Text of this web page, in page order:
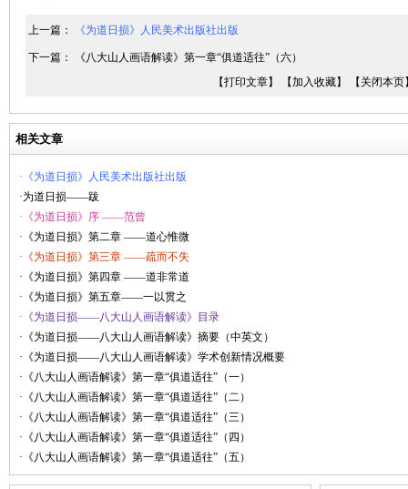
上一篇： 《为道日损》人民美术出版社出版
下一篇：
《八大山人画语解读》第一章“俱道适往”（六）
【打印文章】
【加入收藏】 【关闭本页
相关文章
·《为道日损》人民美术出版社出版
·为道日损——跋
·《为道日损》序 ——范曾
·《为道日损》第二章 ——道心惟微
·《为道日损》第三章 ——疏而不失
·《为道日损》第四章 ——道非常道
·《为道日损》第五章——一以贯之
·《为道日损——八大山人画语解读》目录
·《为道日损——八大山人画语解读》摘要（中英文）
·《为道日损——八大山人画语解读》学术创新情况概要
·《八大山人画语解读》第一章“俱道适往”（一）
·《八大山人画语解读》第一章“俱道适往”（二）
·《八大山人画语解读》第一章“俱道适往”（三）
·《八大山人画语解读》第一章“俱道适往”（四）
·《八大山人画语解读》第一章“俱道适往”（五）